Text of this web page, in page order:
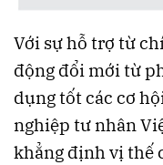
Với sự hỗ trợ từ
động đổi mới từ
dụng tốt các cơ
nghiệp tư nhân
khẳng định vị thế